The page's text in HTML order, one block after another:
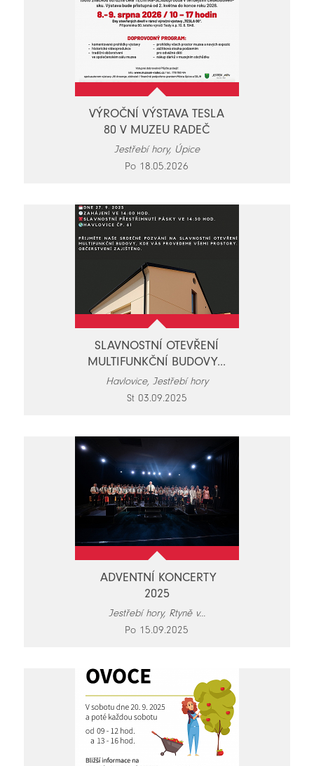
VÝROČNÍ VÝSTAVA TESLA
80 V MUZEU RADEČ
Jestřebí hory, Úpice
Po 18.05.2026
SLAVNOSTNÍ OTEVŘENÍ
MULTIFUNKČNÍ BUDOVY...
Havlovice, Jestřebí hory
St 03.09.2025
ADVENTNÍ KONCERTY
2025
Jestřebí hory, Rtyně v...
Po 15.09.2025